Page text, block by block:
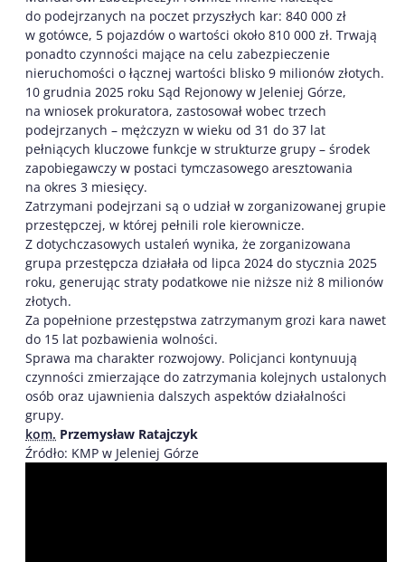
do podejrzanych na poczet przyszłych kar: 840 000 zł
w gotówce, 5 pojazdów o wartości około 810 000 zł. Trwają
ponadto czynności mające na celu zabezpieczenie
nieruchomości o łącznej wartości blisko 9 milionów złotych.
10 grudnia 2025 roku Sąd Rejonowy w Jeleniej Górze,
na wniosek prokuratora, zastosował wobec trzech
podejrzanych – mężczyzn w wieku od 31 do 37 lat
pełniących kluczowe funkcje w strukturze grupy – środek
zapobiegawczy w postaci tymczasowego aresztowania
na okres 3 miesięcy.
Zatrzymani podejrzani są o udział w zorganizowanej grupie
przestępczej, w której pełnili role kierownicze.
Z dotychczasowych ustaleń wynika, że zorganizowana
grupa przestępcza działała od lipca 2024 do stycznia 2025
roku, generując straty podatkowe nie niższe niż 8 milionów
złotych.
Za popełnione przestępstwa zatrzymanym grozi kara nawet
do 15 lat pozbawienia wolności.
Sprawa ma charakter rozwojowy. Policjanci kontynuują
czynności zmierzające do zatrzymania kolejnych ustalonych
osób oraz ujawnienia dalszych aspektów działalności
grupy.
kom. Przemysław Ratajczyk
Źródło: KMP w Jeleniej Górze